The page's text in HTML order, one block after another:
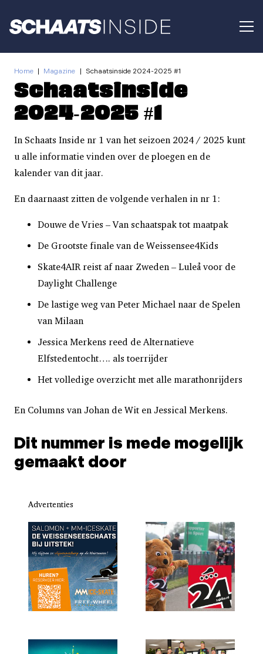
Home | Magazine | Schaatsinside 2024-2025 #1
Schaatsinside
2024-2025 #1
In Schaats Inside nr 1 van het seizoen 2024 / 2025 kunt
u alle informatie vinden over de ploegen en de
kalender van dit jaar.
En daarnaast zitten de volgende verhalen in nr 1:
Douwe de Vries – Van schaatspak tot maatpak
De Grootste finale van de Weissensee4Kids
Skate4AIR reist af naar Zweden – Luleå voor de
Daylight Challenge
De lastige weg van Peter Michael naar de Spelen
van Milaan
Jessica Merkens reed de Alternatieve
Elfstedentocht…. als toerrijder
Het volledige overzicht met alle marathonrijders
En Columns van Johan de Wit en Jessical Merkens.
Dit nummer is mede mogelijk
gemaakt door
Advertenties